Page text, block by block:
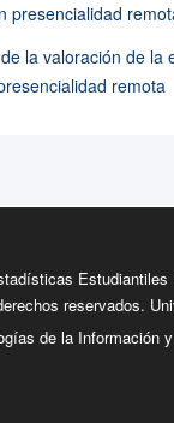
presencialidad
la valoración de la
remota
Estudiantiles
reservados.
de la Información